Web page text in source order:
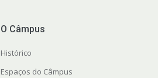
O Câmpus
Histórico
Espaços do Câmpus